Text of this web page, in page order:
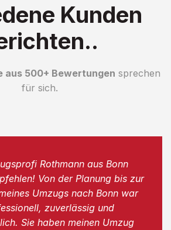
Kunden
aus 500+ Bewertungen sprechen
für sich.
Rothmann aus Bonn
Von der Planung bis zur
Umzugs nach Bonn war
zuverlässig und
Sie haben meinen Umzug